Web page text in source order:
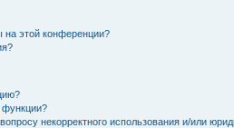
на этой конференции?
функции?
некорректного использования и/или